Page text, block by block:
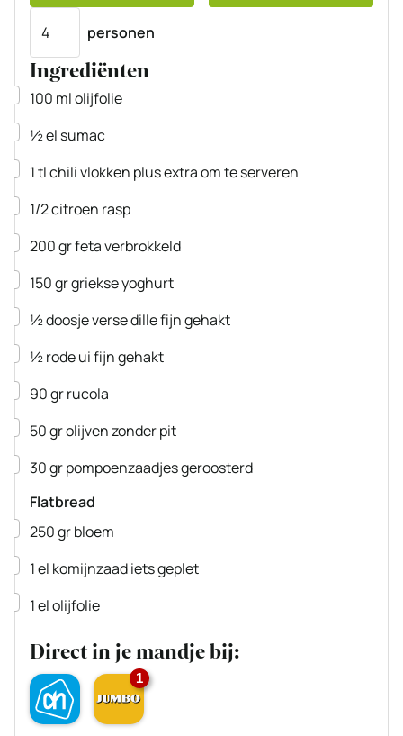
personen
Ingrediënten
▢
100 mlolijfolie
▢
½el sumac
▢
1tlchili vlokken plus extra om te serveren
▢
1/2citroen rasp
▢
200grfetaverbrokkeld
▢
150grgriekse yoghurt
▢
½doosjeverse dillefijn gehakt
▢
½rode uifijn gehakt
▢
90grrucola
▢
50grolijvenzonder pit
▢
30grpompoenzaadjesgeroosterd
Flatbread
▢
250grbloem
▢
1el komijnzaadiets geplet
▢
1elolijfolie
Direct in je mandje bij:
1